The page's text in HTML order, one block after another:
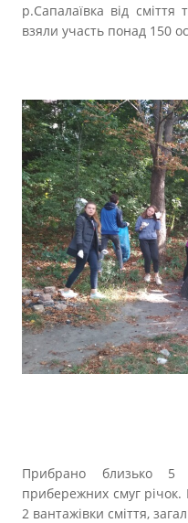
р.Сапалаївка від сміття
взяли участь понад 150
Прибрано близько 5
прибережних смуг
2 вантажівки сміття,